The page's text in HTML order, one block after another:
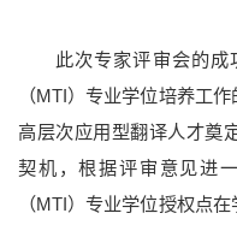
此次专家评审会的
（MTI）专业学位培养工
高层次应用型翻译人才奠
契机，根据评审意见进
（MTI）专业学位授权点